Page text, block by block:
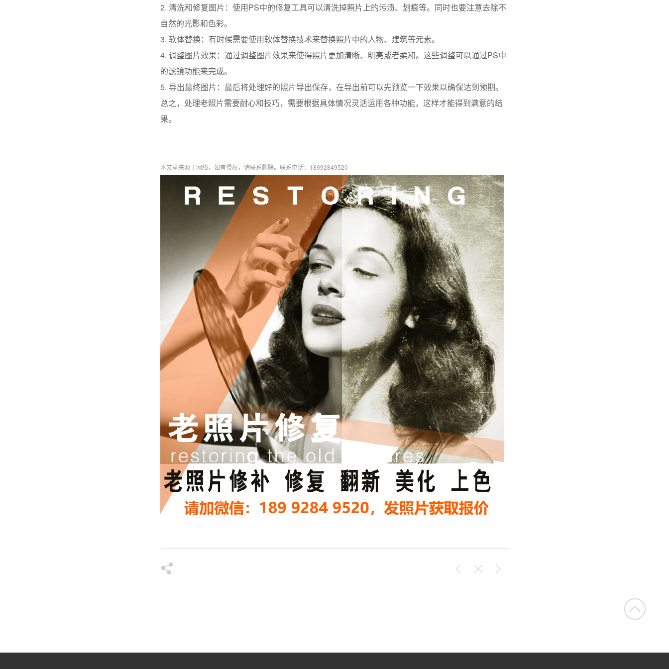
2. 清洗和修复图片：使用PS中的修复工具可以清洗掉照片上的污渍、划痕等。同时也要注意去除不
自然的光影和色彩。
3. 软体替换：有时候需要使用软体替换技术来替换照片中的人物、建筑等元素。
4. 调整图片效果：通过调整图片效果来使得照片更加清晰、明亮或者柔和。这些调整可以通过PS中
的滤镜功能来完成。
5. 导出最终图片：最后将处理好的照片导出保存，在导出前可以先预览一下效果以确保达到预期。
总之，处理老照片需要耐心和技巧，需要根据具体情况灵活运用各种功能，这样才能得到满意的结
果。
本文章来源于网络，如有侵权，请联系删除。联系电话：18992849520